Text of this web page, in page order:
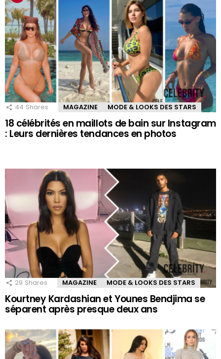
44 Shares MAGAZINE MODE & LOOKS DES STARS
18 célébrités en maillots de bain sur Instagram
: Leurs dernières tendances en photos
29 Shares MAGAZINE MODE & LOOKS DES STARS
Kourtney Kardashian et Younes Bendjima se
séparent après presque deux ans